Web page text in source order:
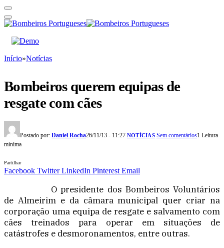
Início»Notícias
Bombeiros querem equipas de
resgate com cães
Postado por: Daniel Rocha26/11/13 - 11:27 NOTÍCIAS Sem comentários1 Leitura
mínima
Partilhar
Facebook Twitter LinkedIn Pinterest Email
O presidente dos Bombeiros Voluntários
de Almeirim e da câmara municipal quer criar na
corporação uma equipa de resgate e salvamento com
cães treinados para operar em situações de
catástrofes e desmoronamentos, entre outras.